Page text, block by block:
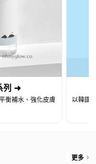
列 ➜
衡補水、強化皮膚
以韓國
更多